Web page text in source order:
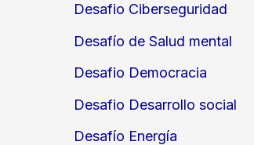
Desafio Ciberseguridad
Desafío de Salud mental
Desafio Democracia
Desafio Desarrollo social
Desafío Energía